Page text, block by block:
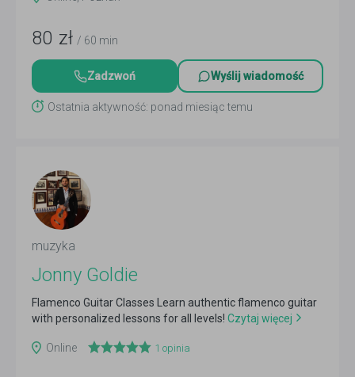
80 zł / 60 min
Zadzwoń Wyślij wiadomość
Ostatnia aktywność: ponad miesiąc temu
muzyka
Jonny Goldie
Flamenco Guitar Classes Learn authentic flamenco guitar
with personalized lessons for all levels! Czytaj więcej
Online 1 opinia